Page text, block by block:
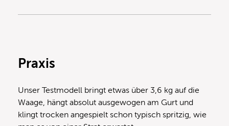
Praxis
Unser Testmodell bringt etwas über 3,6 kg auf die
Waage, hängt absolut ausgewogen am Gurt und
klingt trocken angespielt schon typisch spritzig, wie